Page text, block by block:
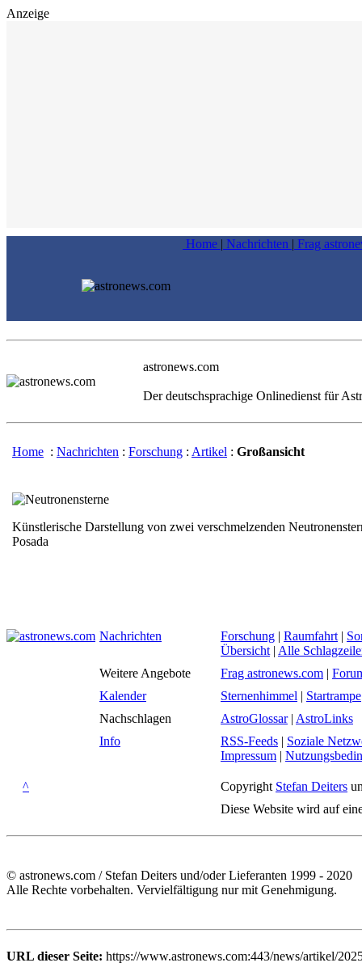
Anzeige
Home | Nachrichten | Frag
astronews.com
Der deutschsprachige Onlinedienst für
Home : Nachrichten : Forschung : Artikel : Großansicht
Künstlerische Darstellung von zwei verschmelzenden
Posada
Nachrichten Forschung | Raumfahrt |
Übersicht | Alle
Weitere Angebote
Frag astronews.com |
Kalender
Sternenhimmel | Startrampe
Nachschlagen
AstroGlossar| AstroLinks
Info
RSS-Feeds | Soziale
Impressum |
^ Copyright Stefan Deiters
Diese Website wird auf
© astronews.com / Stefan Deiters und/oder Lieferanten 1999 - 2020
Alle Rechte vorbehalten. Vervielfältigung nur mit Genehmigung.
URL dieser Seite: https://www.astronews.com:443/news/artikel/